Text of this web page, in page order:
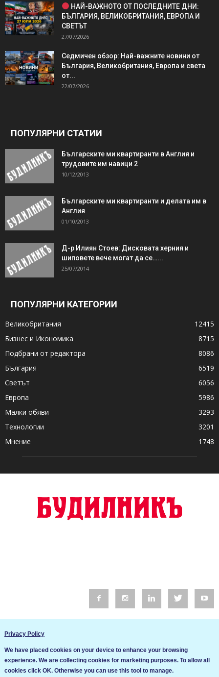
НАЙ-ВАЖНОТО ОТ ПОСЛЕДНИТЕ ДНИ:
БЪЛГАРИЯ, ВЕЛИКОБРИТАНИЯ, ЕВРОПА И
СВЕТЪТ
27/07/2026
Седмичен обзор: Най-важните новини от
България, Великобритания, Европа и света
от...
22/07/2026
ПОПУЛЯРНИ СТАТИИ
Българските ми квартиранти в Англия и
трудовите им навици 2
10/12/2013
Българските ми квартиранти и делата им в
Англия
01/10/2013
Д-р Илиян Стоев: Дисковата херния и
шиповете вече могат да се…...
25/07/2014
ПОПУЛЯРНИ КАТЕГОРИИ
Великобритания
12415
Бизнес и Икономика
8715
Подбрани от редактора
8086
България
6519
Светът
6056
Европа
5986
Малки обяви
3293
Технологии
3201
Мнение
1748
Общи условия
Privacy Policy
We have placed cookies on your device to enhance your browsing
experience. We are collecting cookies for marketing purposes. To allow all
cookies click OK. Otherwise you can use this tool to manage.
Ние използваме бисквитки за да подобрим услугите си. Ако
продължите да посещавате този сайт, ние приемаме, че се